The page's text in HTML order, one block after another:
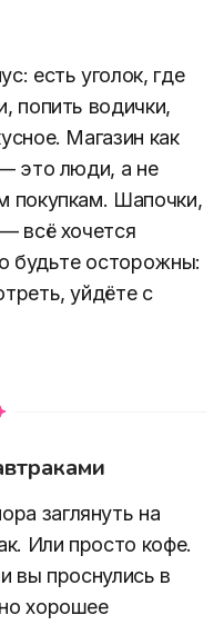
есть уголок, где
попить водички,
Магазин как
это люди, а не
покупкам. Шапочки,
всё хочется
будьте осторожны:
уйдёте с
заглянуть на
Или просто кофе.
вы проснулись в
хорошее